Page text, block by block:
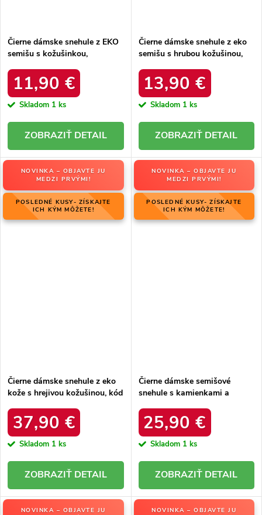
Čierne dámske snehule z EKO
semišu s kožušinkou,
11,90 €
Skladom 1 ks
DETAIL
Čierne dámske snehule z eko
semišu s hrubou kožušinou,
BLACK
13,90 €
Skladom 1 ks
DETAIL
NOVINKA – OBJAVTE JU
MEDZI PRVÝMI!
POSLEDNÉ KUSY- ZÍSKAJTE
ICH KÝM MÔŽETE!
Čierne dámske snehule z eko
kože s hrejivou kožušinou, kód
BLACK
37,90 €
Skladom 1 ks
DETAIL
NOVINKA – OBJAVTE JU
MEDZI PRVÝMI!
POSLEDNÉ KUSY- ZÍSKAJTE
ICH KÝM MÔŽETE!
Čierne dámske semišové
snehule s kamienkami a
W8009 BLACK
25,90 €
Skladom 1 ks
DETAIL
NOVINKA – OBJAVTE JU
NOVINKA – OBJAVTE JU